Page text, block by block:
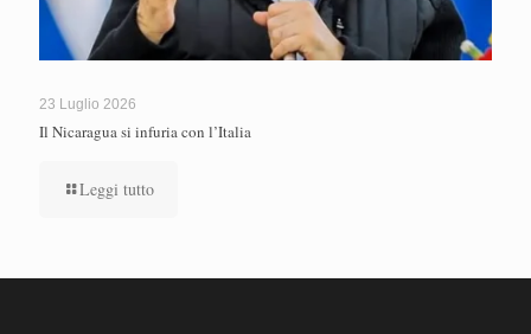
23 Luglio 2026
Il Nicaragua si infuria con l’Italia
Leggi tutto